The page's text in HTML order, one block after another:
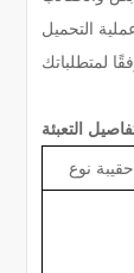
التحميل
حقيبة نوع